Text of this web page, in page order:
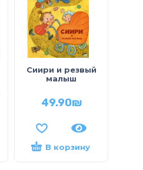
Сиири и резвый
малыш
49.90₪
В корзину